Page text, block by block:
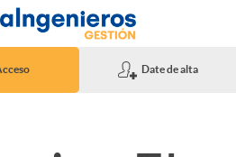
Date de alta